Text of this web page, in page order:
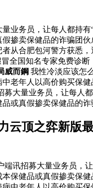
业务员，让每人都持
掺卖保健品的诈骗团
从合肥包河警方获悉，
全国知名专家免费诊
威而鋼 我性冷淡应该怎
老年人以高价购买保
募大量业务员，让每人
或真假掺卖保健品的诈
云顶之弈新版
端讯招募大量业务员，
保健品或真假掺卖保